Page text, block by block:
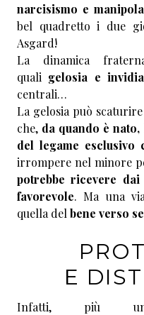
narcisismo e
bel quadretto i due
Asgard!
La dinamica
quali gelosia e invidia
centrali…
La gelosia può
che, da quando è
del legame esclusivo
irrompere nel minore
potrebbe ricevere
favorevole. Ma una
quella del bene verso
E
Infatti, più un